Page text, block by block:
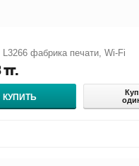
фабрика печати, Wi-Fi
тг.
КУПИТЬ